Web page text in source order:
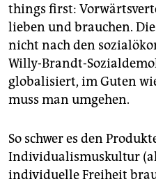
things first:
lieben und brauchen.
nicht nach den
Willy-Brandt-
globalisiert, im Guten
muss man umgehen.
So schwer es den
Individualismuskultur
individuelle Freiheit